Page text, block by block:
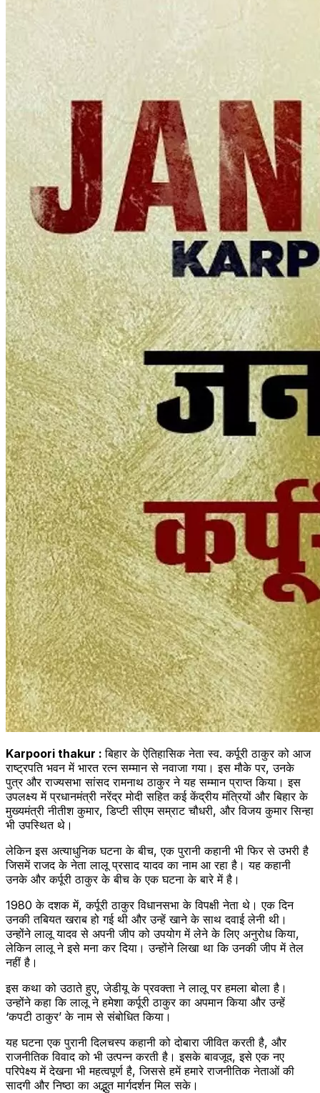
Karpoori thakur :बिहार के ऐतिहासिक नेता स्व. कर्पूरी ठाकुर को आज
राष्ट्रपति भवन में भारत रत्न सम्मान से नवाजा गया। इस मौके पर, उनके
पुत्र और राज्यसभा सांसद रामनाथ ठाकुर ने यह सम्मान प्राप्त किया। इस
उपलक्ष्य में प्रधानमंत्री नरेंद्र मोदी सहित कई केंद्रीय मंत्रियों और बिहार के
मुख्यमंत्री नीतीश कुमार, डिप्टी सीएम सम्राट चौधरी, और विजय कुमार सिन्हा
भी उपस्थित थे।
लेकिन इस अत्याधुनिक घटना के बीच, एक पुरानी कहानी भी फिर से उभरी है
जिसमें राजद के नेता लालू प्रसाद यादव का नाम आ रहा है। यह कहानी
उनके और कर्पूरी ठाकुर के बीच के एक घटना के बारे में है।
1980 के दशक में, कर्पूरी ठाकुर विधानसभा के विपक्षी नेता थे। एक दिन
उनकी तबियत खराब हो गई थी और उन्हें खाने के साथ दवाई लेनी थी।
उन्होंने लालू यादव से अपनी जीप को उपयोग में लेने के लिए अनुरोध किया,
लेकिन लालू ने इसे मना कर दिया। उन्होंने लिखा था कि उनकी जीप में तेल
नहीं है।
इस कथा को उठाते हुए, जेडीयू के प्रवक्ता ने लालू पर हमला बोला है।
उन्होंने कहा कि लालू ने हमेशा कर्पूरी ठाकुर का अपमान किया और उन्हें
‘कपटी ठाकुर’ के नाम से संबोधित किया।
यह घटना एक पुरानी दिलचस्प कहानी को दोबारा जीवित करती है, और
राजनीतिक विवाद को भी उत्पन्न करती है। इसके बावजूद, इसे एक नए
परिपेक्ष्य में देखना भी महत्वपूर्ण है, जिससे हमें हमारे राजनीतिक नेताओं की
सादगी और निष्ठा का अद्भुत मार्गदर्शन मिल सके।